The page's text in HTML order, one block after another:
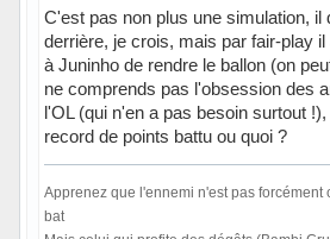
C'est pas non plus une simulation, il
derrière, je crois, mais par fair-play
à Juninho de rendre le ballon (on
ne comprends pas l'obsession des
l'OL (qui n'en a pas besoin surtout
record de points battu ou quoi ?
Apprenez que l'ennemi n'est pas forcément
bat